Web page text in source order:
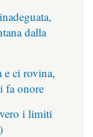
dalla
e ci rovina,
fa onore
i limiti